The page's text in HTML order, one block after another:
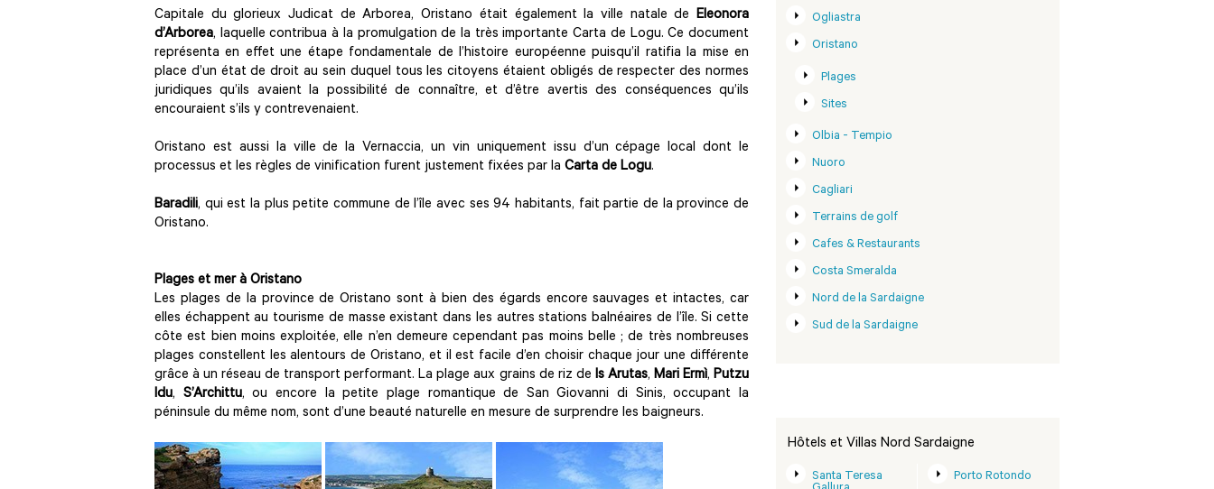
Capitale du glorieux Judicat de Arborea, Oristano était également la ville natale de Eleonora
d’Arborea, laquelle contribua à la promulgation de la très importante Carta de Logu. Ce document
représenta en effet une étape fondamentale de l’histoire européenne puisqu’il ratifia la mise en
place d’un état de droit au sein duquel tous les citoyens étaient obligés de respecter des normes
juridiques qu’ils avaient la possibilité de connaître, et d’être avertis des conséquences qu’ils
encouraient s’ils y contrevenaient.
Oristano est aussi la ville de la Vernaccia, un vin uniquement issu d’un cépage local dont le
processus et les règles de vinification furent justement fixées par la Carta de Logu.
Baradili, qui est la plus petite commune de l’île avec ses 94 habitants, fait partie de la province de
Oristano.
Plages et mer à Oristano
Les plages de la province de Oristano sont à bien des égards encore sauvages et intactes, car
elles échappent au tourisme de masse existant dans les autres stations balnéaires de l’île. Si cette
côte est bien moins exploitée, elle n’en demeure cependant pas moins belle ; de très nombreuses
plages constellent les alentours de Oristano, et il est facile d’en choisir chaque jour une différente
grâce à un réseau de transport performant. La plage aux grains de riz de Is Arutas, Mari Ermì,Putzu
Idu, S’Archittu, ou encore la petite plage romantique de San Giovanni di Sinis, occupant la
péninsule du même nom, sont d’une beauté naturelle en mesure de surprendre les baigneurs.
Ogliastra
Oristano
Plages
Sites
Olbia - Tempio
Nuoro
Cagliari
Terrains de golf
Cafes & Restaurants
Costa Smeralda
Nord de la Sardaigne
Sud de la Sardaigne
Hôtels et Villas Nord Sardaigne
Santa Teresa
Porto Rotondo